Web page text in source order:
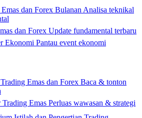
dan Forex Bulanan Analisa teknikal
dan Forex Update fundamental terbaru
Ekonomi Pantau event ekonomi
Emas dan Forex Baca & tonton
Trading Emas Perluas wawasan & strategi